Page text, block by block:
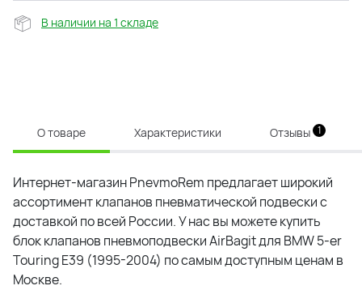
В наличии на 1 складе
О товаре Характеристики Отзывы 1
Интернет-магазин PnevmoRem предлагает широкий
ассортимент клапанов пневматической подвески с
доставкой по всей России. У нас вы можете купить
блок клапанов пневмоподвески AirBagit для BMW 5-er
Touring E39 (1995-2004) по самым доступным ценам в
Москве.